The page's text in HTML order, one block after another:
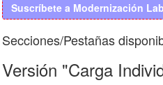
Suscríbete a Modernización
Secciones/Pestañas
Versión "Carga